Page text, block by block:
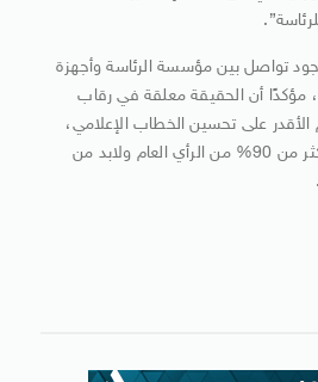
تواصل بين مؤسسة الرئاسة وأجهزة
مؤكدًا أن الحقيقة معلقة في رقاب
الأقدر على تحسين الخطاب الإعلامي،
مضيفًا أن الإعلام يمتلك أكثر من 90% من الرأي العام ولابد من